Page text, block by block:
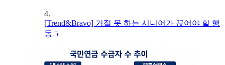
4.
[Trend&Bravo] 거절 못 하는 시니어가 끊어야 할 행
동 5